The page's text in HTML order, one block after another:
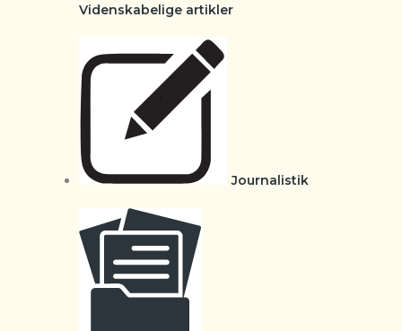
Videnskabelige artikler
Journalistik